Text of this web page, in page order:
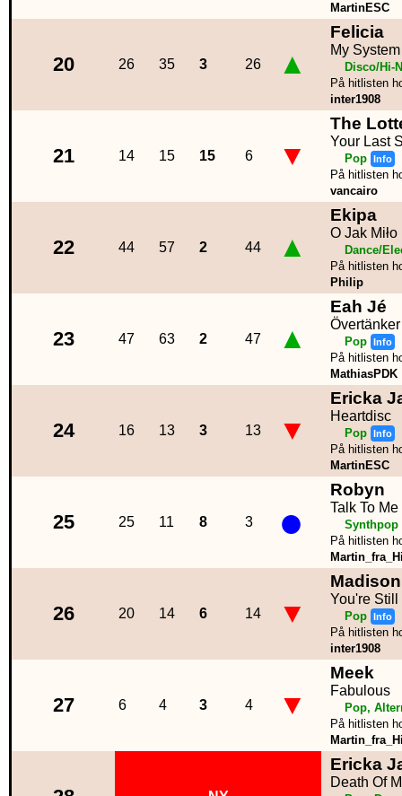
MartinESC
20 26 35 3 26 ▲
Felicia
My System
Disco/Hi-
På hitlisten
inter1908
21 14 15 15 6 ▼
The
Your Last
Pop Info
På hitlisten
vancairo
22 44 57 2 44 ▲
Ekipa
O Jak Miło
Dance/
På hitlisten
Philip
23 47 63 2 47 ▲
Eah Jé
Övertänker
Pop Info
På hitlisten
MathiasPDK
24 16 13 3 13 ▼
Ericka
Heartdisc
Pop Info
På hitlisten
MartinESC
25 25 11 8 3 ●
Robyn
Talk To Me
Synthpop
På hitlisten
26 20 14 6 14 ▼ You're
Pop Info
På hitlisten
inter1908
27 6 4 3 4 ▼
Meek
Fabulous
Pop,
På hitlisten
Ericka
Death Of